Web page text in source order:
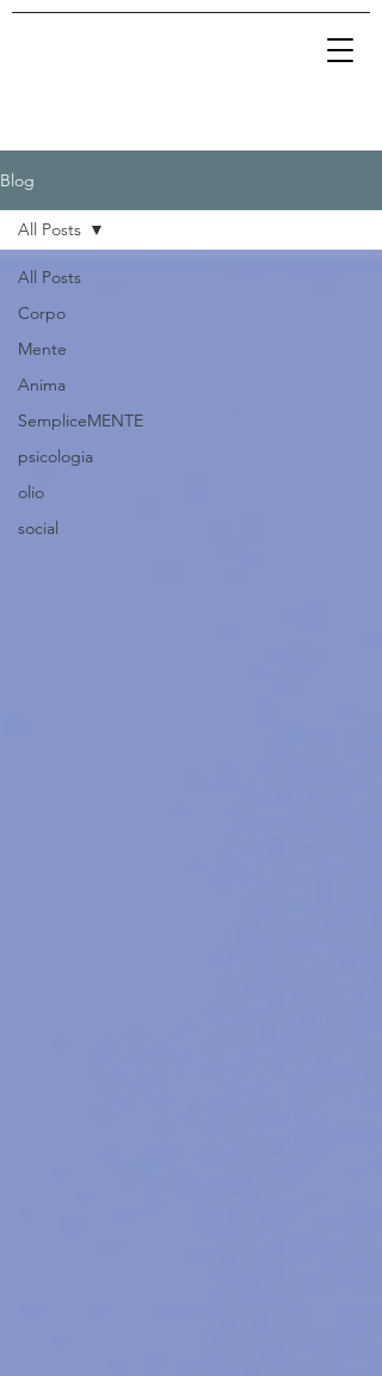
Blog
All Posts
Corpo
Mente
Anima
SempliceMENTE
psicologia
olio
social
All Posts